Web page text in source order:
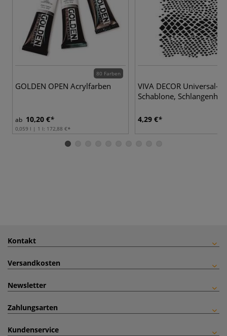
80 Farben
GOLDEN OPEN Acrylfarben
ab 10,20 €
0,059 l | 1 l: 172,88 €
VIVA DECOR Universal-
Schablone,
4,29 €
Kontakt
Versandkosten
Newsletter
Zahlungsarten
Kundenservice